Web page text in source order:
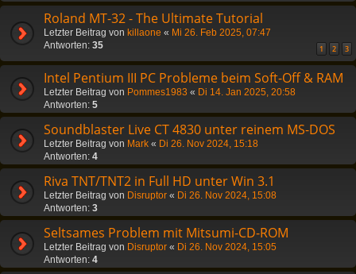
Roland MT-32 - The Ultimate Tutorial
Letzter Beitrag von killaone « Mi 26. Feb 2025, 07:47
Antworten: 35 1 2 3
Intel Pentium III PC Probleme beim Soft-Off & RAM
Letzter Beitrag von Pommes1983 « Di 14. Jan 2025, 20:58
Antworten: 5
Soundblaster Live CT 4830 unter reinem MS-DOS
Letzter Beitrag von Mark « Di 26. Nov 2024, 15:18
Antworten: 4
Riva TNT/TNT2 in Full HD unter Win 3.1
Letzter Beitrag von Disruptor « Di 26. Nov 2024, 15:08
Antworten: 3
Seltsames Problem mit Mitsumi-CD-ROM
Letzter Beitrag von Disruptor « Di 26. Nov 2024, 15:05
Antworten: 4